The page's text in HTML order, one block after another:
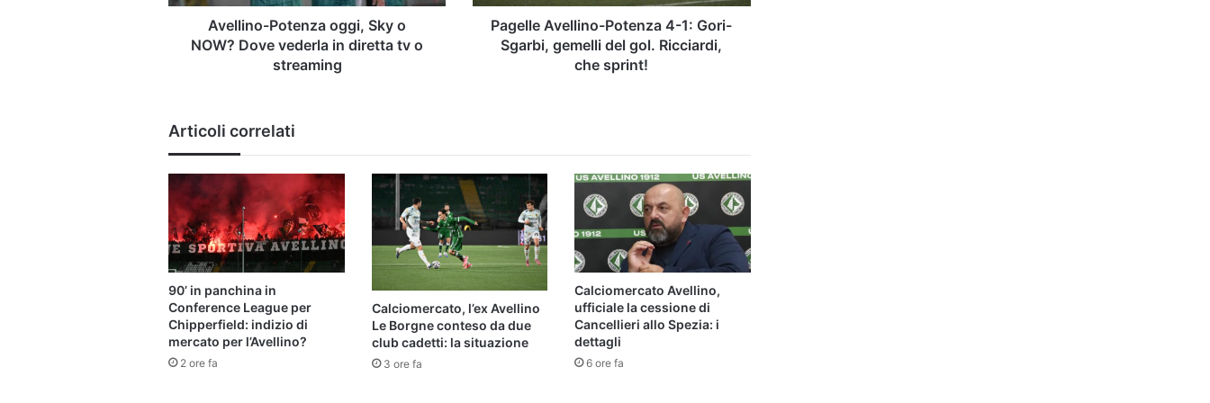
in
Avellino-Potenza oggi, Sky o
NOW? Dove vederla in diretta tv o
streaming
del
gol.
Ricciardi,
Pagelle Avellino-Potenza 4-1: Gori-
Sgarbi, gemelli del gol. Ricciardi,
che sprint!
Articoli correlati
90’ in panchina in
Conference League per
Chipperfield: indizio di
mercato per l’Avellino?
2 ore fa
Calciomercato, l’ex Avellino
Le Borgne conteso da due
club cadetti: la situazione
3 ore fa
Calciomercato Avellino,
ufficiale la cessione di
Cancellieri allo Spezia: i
dettagli
6 ore fa